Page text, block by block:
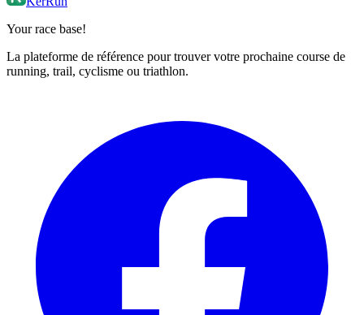
Your race base!
La plateforme de référence pour trouver votre prochaine course de
running, trail, cyclisme ou triathlon.